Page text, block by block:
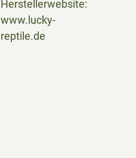
Herstellerwebsite:
www.lucky-
reptile.de